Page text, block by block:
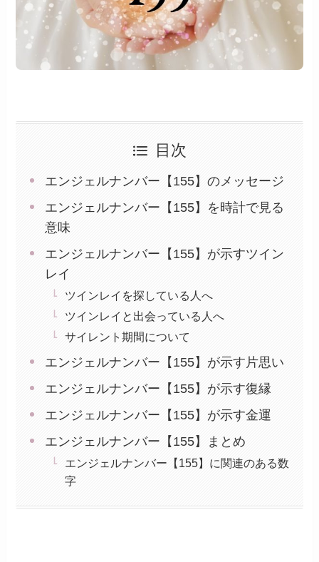
目次
エンジェルナンバー【155】のメッセージ
エンジェルナンバー【155】を時計で見る
意味
エンジェルナンバー【155】が示すツイン
レイ
ツインレイを探している人へ
ツインレイと出会っている人へ
サイレント期間について
エンジェルナンバー【155】が示す片思い
エンジェルナンバー【155】が示す復縁
エンジェルナンバー【155】が示す金運
エンジェルナンバー【155】まとめ
エンジェルナンバー【155】に関連のある数
字